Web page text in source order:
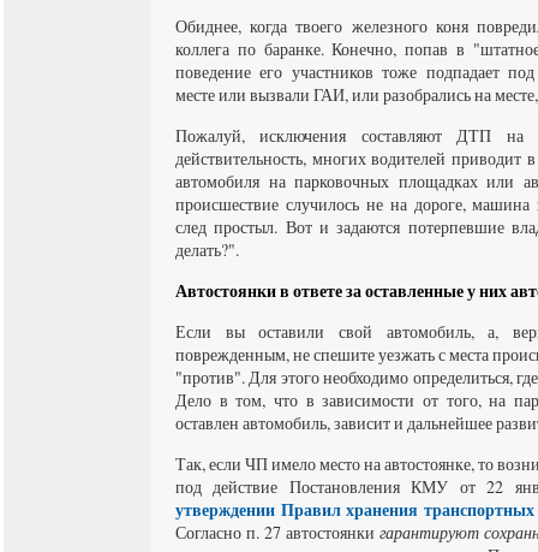
Обиднее, когда твоего железного коня
коллега по баранке. Конечно, попав в
поведение его участников тоже подпадает
месте или вызвали ГАИ, или разобрались на
Пожалуй, исключения составляют ДТП на
действительность, многих водителей приводит
автомобиля на парковочных площадках или
происшествие случилось не на дороге,
след простыл. Вот и задаются потерпевшие
делать?".
Автостоянки в ответе за оставленные у них
Если вы оставили свой автомобиль, а,
поврежденным, не спешите уезжать с места
"против". Для этого необходимо определиться,
Дело в том, что в зависимости от того, на
оставлен автомобиль, зависит и дальнейшее
Так, если ЧП имело место на автостоянке, то
под действие Постановления КМУ от 22
утверждении Правил хранения транспортных
Согласно п. 27 автостоянки гарантируют